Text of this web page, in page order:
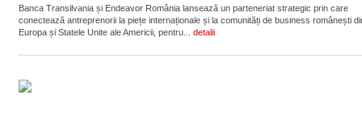
Banca Transilvania și Endeavor România lansează un parteneriat strategic prin care
conectează antreprenorii la piețe internaționale și la comunități de business românești
Europa și Statele Unite ale Americii, pentru... detalii